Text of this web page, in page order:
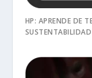
HP: APRENDE DE